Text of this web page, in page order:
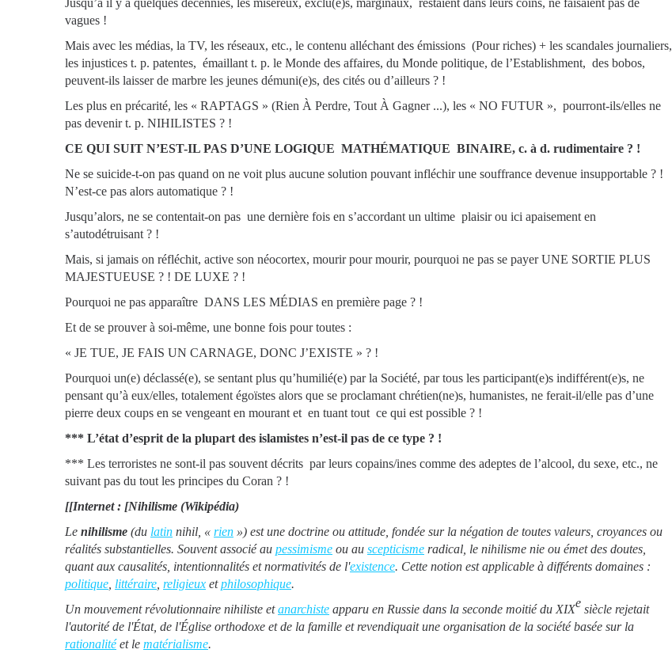
vagues !
Mais avec les médias, la TV, les réseaux, etc., le contenu alléchant des émissions (Pour riches) + les scandales journaliers,
les injustices t. p. patentes, émaillant t. p. le Monde des affaires, du Monde politique, de l’Establishment, des bobos,
peuvent-ils laisser de marbre les jeunes démuni(e)s, des cités ou d’ailleurs ? !
Les plus en précarité, les « RAPTAGS » (Rien À Perdre, Tout À Gagner ...), les « NO FUTUR », pourront-ils/elles ne
pas devenir t. p. NIHILISTES ? !
CE QUI SUIT N’EST-IL PAS D’UNE LOGIQUE MATHÉMATIQUE BINAIRE, c. à d. rudimentaire ? !
Ne se suicide-t-on pas quand on ne voit plus aucune solution pouvant infléchir une souffrance devenue insupportable ? !
N’est-ce pas alors automatique ? !
Jusqu’alors, ne se contentait-on pas une dernière fois en s’accordant un ultime plaisir ou ici apaisement en
s’autodétruisant ? !
Mais, si jamais on réfléchit, active son néocortex, mourir pour mourir, pourquoi ne pas se payer UNE SORTIE PLUS
MAJESTUEUSE ? ! DE LUXE ? !
Pourquoi ne pas apparaître DANS LES MÉDIAS en première page ? !
Et de se prouver à soi-même, une bonne fois pour toutes :
« JE TUE, JE FAIS UN CARNAGE, DONC J’EXISTE » ? !
Pourquoi un(e) déclassé(e), se sentant plus qu’humilié(e) par la Société, par tous les participant(e)s indifférent(e)s, ne
pensant qu’à eux/elles, totalement égoïstes alors que se proclamant chrétien(ne)s, humanistes, ne ferait-il/elle pas d’une
pierre deux coups en se vengeant en mourant et en tuant tout ce qui est possible ? !
*** L’état d’esprit de la plupart des islamistes n’est-il pas de ce type ? !
*** Les terroristes ne sont-il pas souvent décrits par leurs copains/ines comme des adeptes de l’alcool, du sexe, etc., ne
suivant pas du tout les principes du Coran ? !
[[Internet : [Nihilisme (Wikipédia)
Le nihilisme (du latin nihil, « rien ») est une doctrine ou attitude, fondée sur la négation de toutes valeurs, croyances ou
réalités substantielles. Souvent associé au pessimisme ou au scepticisme radical, le nihilisme nie ou émet des doutes,
quant aux causalités, intentionnalités et normativités de l'existence. Cette notion est applicable à différents domaines :
politique littéraire religieux etphilosophique.
Un mouvement révolutionnaire nihiliste etanarchiste apparu en Russie dans la seconde moitié du XIXe siècle rejetait
l'autorité de l'État, de l'Église orthodoxe et de la famille et revendiquait une organisation de la société basée sur la
rationalitéet le matérialisme.